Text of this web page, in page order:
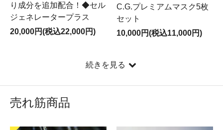
り成分を追加配合！◆セル
ジェネレータープラス
20,000円(税込22,000円)
C.G.プレミアムマスク5枚
セット
10,000円(税込11,000円)
続きを見る
売れ筋商品